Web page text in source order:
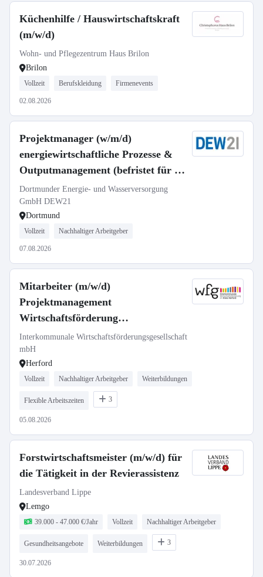
Küchenhilfe / Hauswirtschaftskraft
(m/w/d)
Wohn- und Pflegezentrum Haus Brilon
Brilon
Vollzeit Berufskleidung Firmenevents
02.08.2026
Projektmanager (w/m/d)
energiewirtschaftliche Prozesse &
Outputmanagement (befristet für 4
Jahre)
Dortmunder Energie- und Wasserversorgung
GmbH DEW21
Dortmund
Vollzeit Nachhaltiger Arbeitgeber
07.08.2026
Mitarbeiter (m/w/d)
Projektmanagement
Wirtschaftsförderung
(Transformation und
Technologietransfer)
Interkommunale Wirtschaftsförderungsgesellschaft
mbH
Herford
Vollzeit Nachhaltiger Arbeitgeber Weiterbildungen
Flexible Arbeitszeiten 3
05.08.2026
Forstwirtschaftsmeister (m/w/d) für
die Tätigkeit in der Revierassistenz
Landesverband Lippe
Lemgo
39.000 - 47.000 €/Jahr Vollzeit Nachhaltiger Arbeitgeber
Gesundheitsangebote Weiterbildungen 3
30.07.2026